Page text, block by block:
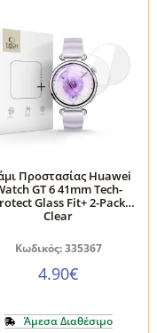
Huawei
GT
Runner
ποσότητα
Προστασίας Huawei
GT 6 41mm Tech-
Glass Fit+ 2-Pack
Clear
Κωδικός: 335367
4.90€
Άμεσα Διαθέσιμο